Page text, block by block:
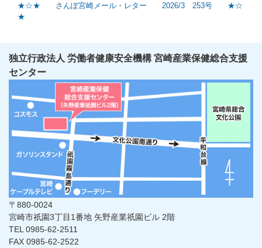
★☆★ さんぽ宮崎メール・レター 2026/3 253号 ★☆
★
独立行政法人 労働者健康安全機構 宮崎産業保健総合支援
センター
〒880-0024
宮崎市祇園3丁目1番地 矢野産業祇園ビル 2階
TEL 0985-62-2511
FAX 0985-62-2522